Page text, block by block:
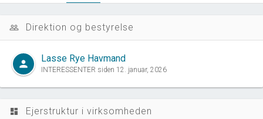
people_outline Direktion og bestyrelse
person Lasse Rye Havmand
INTERESSENTER siden 12. januar, 2026
dashboard Ejerstruktur i virksomheden